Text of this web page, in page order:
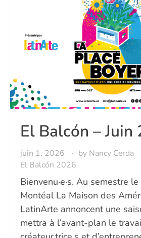
El Balcón – Juin
juin 1, 2026 by Nancy Cerda
El Balcón 2026
Bienvenu·e·s. Au semestre
Montéal La Maison des
LatinArte annoncent une
mettra à l’avant-plan le